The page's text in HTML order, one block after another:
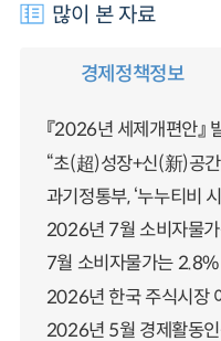
많이 본 자료
경제정책정보
『2026년 세제개편안』
“초(超)성장+신(新)공
과기정통부, ‘누누티비
2026년 7월 소비자물
7월 소비자물가는
2026년 한국 주식시장
2026년 5월 경제활동